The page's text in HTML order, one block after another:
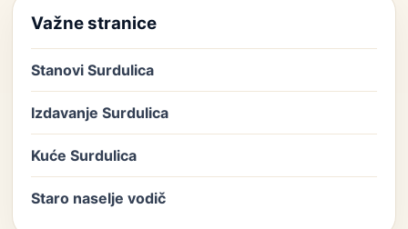
Važne stranice
Stanovi Surdulica
Izdavanje Surdulica
Kuće Surdulica
Staro naselje vodič